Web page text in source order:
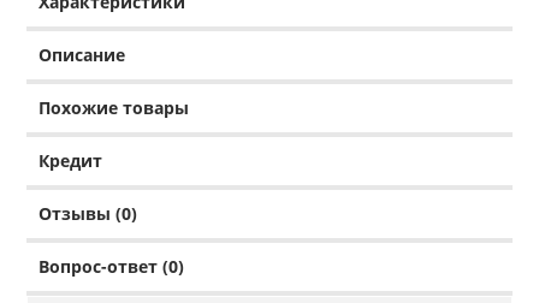
Описание
Похожие товары
Кредит
Отзывы (0)
Вопрос-ответ (0)